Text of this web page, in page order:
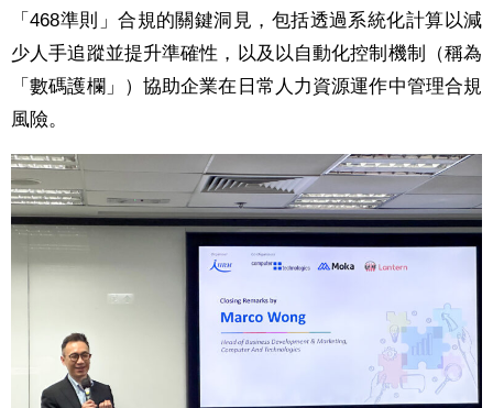
「468準則」合規的關鍵洞見，包括透過系統化計算以減
少人手追蹤並提升準確性，以及以自動化控制機制（稱為
「數碼護欄」）協助企業在日常人力資源運作中管理合規
風險。